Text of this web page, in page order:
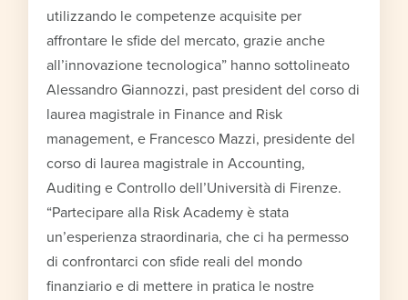
utilizzando le competenze acquisite per
affrontare le sfide del mercato, grazie anche
all’innovazione tecnologica” hanno sottolineato
Alessandro Giannozzi, past president del corso di
laurea magistrale in Finance and Risk
management, e Francesco Mazzi, presidente del
corso di laurea magistrale in Accounting,
Auditing e Controllo dell’Università di Firenze.
“Partecipare alla Risk Academy è stata
un’esperienza straordinaria, che ci ha permesso
di confrontarci con sfide reali del mondo
finanziario e di mettere in pratica le nostre